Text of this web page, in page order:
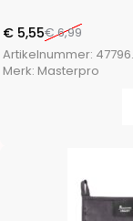
€6,99
€ 5,55
Artikelnummer:
Merk: Masterpro